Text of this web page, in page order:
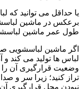
یا حداقل می توانید
برعکس در ماشین
طول عمر ماشین
اگر ماشین لباسشویی
لباس ها تولید می کند و
وضعیت قرارگیری آن را
تراز کنید؛ زیرا سر و
نبودن محل قرارگیری